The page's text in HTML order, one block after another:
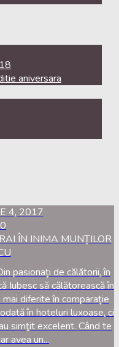
aniversara
4, 2017
0
ÎN INIMA MUNȚILOR
pasionați de călătorii, în
Iubesc să călătorească în
diferite în comparație
în hoteluri luxoase, ci
simţit excelent. Când te
avea un...